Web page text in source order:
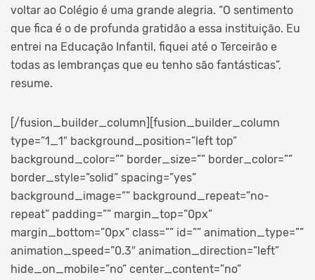
voltar ao Colégio é uma grande alegria. “O sentimento
que fica é o de profunda gratidão a essa instituição. Eu
entrei na Educação Infantil, fiquei até o Terceirão e
todas as lembranças que eu tenho são fantásticas”,
resume.
[/fusion_builder_column][fusion_builder_column
type=”1_1″ background_position=”left top”
background_color=”” border_size=”” border_color=””
border_style=”solid” spacing=”yes”
background_image=”” background_repeat=”no-
repeat” padding=”” margin_top=”0px”
margin_bottom=”0px” class=”” id=”” animation_type=””
animation_speed=”0.3″ animation_direction=”left”
hide_on_mobile=”no” center_content=”no”